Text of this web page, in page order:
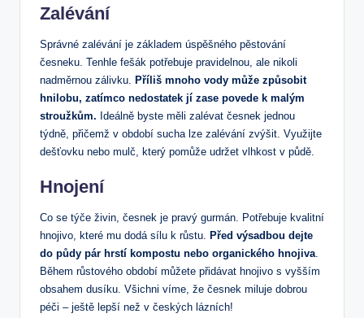
Zalévání
Správné zalévání je základem úspěšného pěstování
česneku. Tenhle fešák potřebuje pravidelnou, ale nikoli
nadměrnou zálivku. Příliš mnoho vody může způsobit
hnilobu, zatímco nedostatek jí zase povede k malým
stroužkům. Ideálně byste měli zalévat česnek jednou
týdně, přičemž v období sucha lze zalévání zvýšit. Využijte
dešťovku nebo mulč, který pomůže udržet vlhkost v půdě.
Hnojení
Co se týče živin, česnek je pravý gurmán. Potřebuje kvalitní
hnojivo, které mu dodá sílu k růstu. Před výsadbou dejte
do půdy pár hrstí kompostu nebo organického hnojiva.
Během růstového období můžete přidávat hnojivo s vyšším
obsahem dusíku. Všichni víme, že česnek miluje dobrou
péči – ještě lepší než v českých lázních!